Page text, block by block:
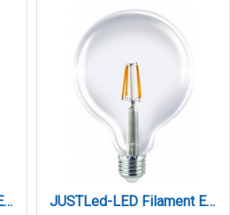
JUSTLed-LED Filament Ε27 G125 12W 4000K Φυσικό (B271212102) JUSTLed-LED Filament Ε27 G125 14W 4000K Φυσικό (B271214102)